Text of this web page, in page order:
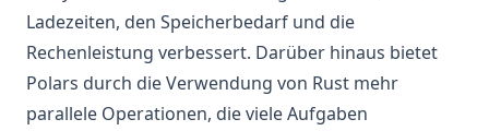
Ladezeiten, den Speicherbedarf und die
Rechenleistung verbessert. Darüber hinaus bietet
Polars durch die Verwendung von Rust mehr
parallele Operationen, die viele Aufgaben